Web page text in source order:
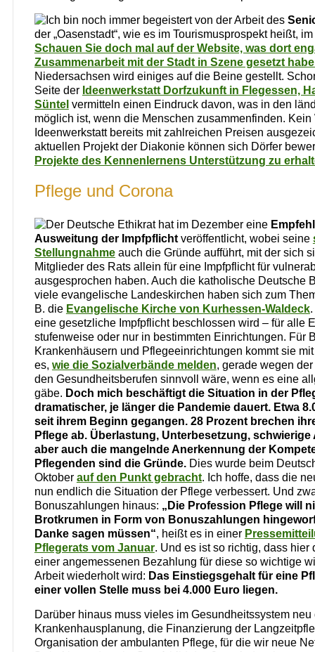
Ich bin noch immer begeistert von der Arbeit des
der „Oasenstadt“, wie es im Tourismusprospekt heißt,
Schauen Sie doch mal auf der Website, was dort
Zusammenarbeit mit der Stadt in Szene gesetzt
Niedersachsen wird einiges auf die Beine gestellt.
Seite der Ideenwerkstatt Dorfzukunft in Flegessen,
Süntel vermitteln einen Eindruck davon, was in den
möglich ist, wenn die Menschen zusammenfinden. Kein
Ideenwerkstatt bereits mit zahlreichen Preisen
aktuellen Projekt der Diakonie können sich Dörfer
Projekte des Kennenlernens Unterstützung zu
Pflege und Corona
Der Deutsche Ethikrat hat im Dezember eine
Ausweitung der Impfpflicht veröffentlicht, wobei seine
Stellungnahmeauch die Gründe aufführt, mit der sich
Mitglieder des Rats allein für eine Impfpflicht für
ausgesprochen haben. Auch die katholische Deutsche
viele evangelische Landeskirchen haben sich zum
B. die Evangelische Kirche von Kurhessen-Waldeck.
eine gesetzliche Impfpflicht beschlossen wird – für alle
stufenweise oder nur in bestimmten Einrichtungen. Für
Krankenhäusern und Pflegeeinrichtungen kommt sie
es, wie die Sozialverbände melden, gerade wegen
den Gesundheitsberufen sinnvoll wäre, wenn es eine
gäbe. Doch mich beschäftigt die Situation in der
dramatischer, je länger die Pandemie dauert. Etwa
seit ihrem Beginn gegangen. 28 Prozent brechen
Pflege ab. Überlastung, Unterbesetzung,
aber auch die mangelnde Anerkennung der
Pflegenden sind die Gründe.Dies wurde beim
Oktober auf den Punkt gebracht. Ich hoffe, dass die
nun endlich die Situation der Pflege verbessert. Und
Bonuszahlungen hinaus: „Die Profession Pflege will
Brotkrumen in Form von Bonuszahlungen
Danke sagen müssen“, heißt es in einer
Pflegerats vom Januar. Und es ist so richtig, dass hier
einer angemessenen Bezahlung für diese so wichtige
Arbeit wiederholt wird: Das Einstiegsgehalt für eine
einer vollen Stelle muss bei 4.000 Euro liegen.
Darüber hinaus muss vieles im Gesundheitssystem
Krankenhausplanung, die Finanzierung der
Organisation der ambulanten Pflege, für die wir neue